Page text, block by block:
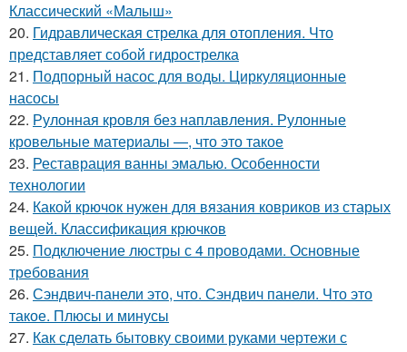
Классический «Малыш»
20. Гидравлическая стрелка для отопления. Что
представляет собой гидрострелка
21. Подпорный насос для воды. Циркуляционные
насосы
22. Рулонная кровля без наплавления. Рулонные
кровельные материалы —, что это такое
23. Реставрация ванны эмалью. Особенности
технологии
24. Какой крючок нужен для вязания ковриков из старых
вещей. Классификация крючков
25. Подключение люстры с 4 проводами. Основные
требования
26. Сэндвич-панели это, что. Сэндвич панели. Что это
такое. Плюсы и минусы
27. Как сделать бытовку своими руками чертежи с